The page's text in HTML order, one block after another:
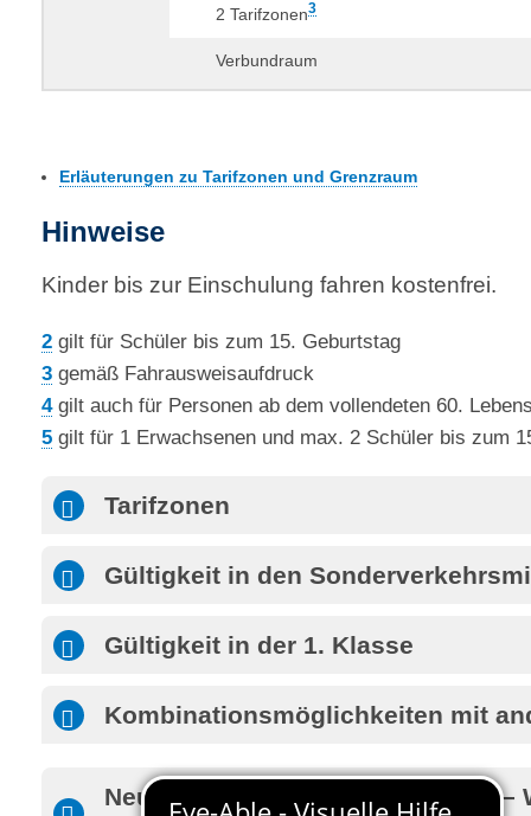
2 Tarifzonen3
Verbundraum
Erläuterungen zu Tarifzonen und Grenzraum
Hinweise
Kinder bis zur Einschulung fahren kostenfrei.
2 gilt für Schüler bis zum 15. Geburtstag
3 gemäß Fahrausweisaufdruck
4 gilt auch für Personen ab dem vollendeten 60.
5 gilt für 1 Erwachsenen und max. 2 Schüler bis zum
Tarifzonen
Gültigkeit in den
Gültigkeit in der 1. Klasse
Kombinationsmöglichkeiten mit
Neue Fahrpreise ab 1. April 2026 –